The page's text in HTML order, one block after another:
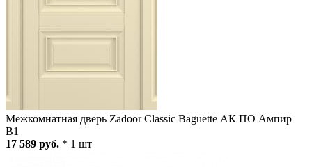
Межкомнатная дверь Zadoor Classic Baguette АК ПО Ампир
В1
17 589 руб. * 1 шт